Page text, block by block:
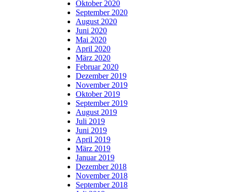
Oktober 2020
September 2020
August 2020
Juni 2020
Mai 2020
April 2020
März 2020
Februar 2020
Dezember 2019
November 2019
Oktober 2019
September 2019
August 2019
Juli 2019
Juni 2019
April 2019
März 2019
Januar 2019
Dezember 2018
November 2018
September 2018